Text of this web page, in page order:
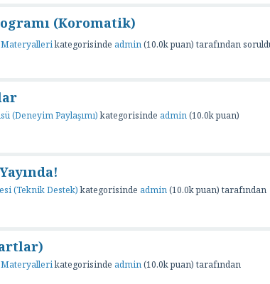
(Koromatik)
Materyallerikategorisinde admin(10.0kpuan) tarafından
(Deneyim Paylaşımı)kategorisinde admin(10.0kpuan)
(Teknik Destek)kategorisinde admin(10.0kpuan) tarafından
Materyallerikategorisinde admin(10.0kpuan) tarafından